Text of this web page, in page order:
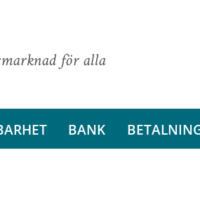
för alla
BANK